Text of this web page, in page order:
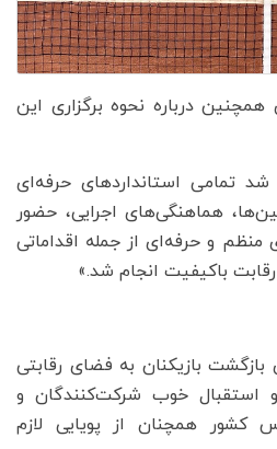
درباره نحوه برگزاری این
شد تمامی استانداردهای حرفه‌ای
هماهنگی‌های اجرایی، حضور
و حرفه‌ای از جمله اقداماتی
باکیفیت انجام شد.»
بازیکنان به فضای رقابتی
استقبال خوب شرکت‌کنندگان و
کشور همچنان از پویایی لازم